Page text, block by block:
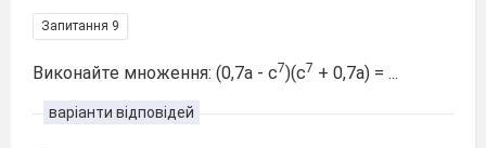
Запитання 9
Виконайте множення: (0,7а - с7)(с7 + 0,7а) = ...
варіанти відповідей